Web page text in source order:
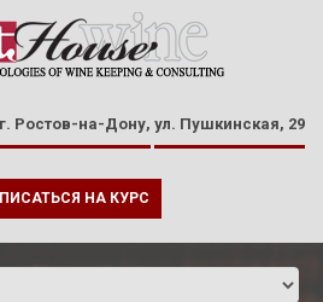
г. Ростов-на-Дону, ул. Пушкинская, 29
НА КУРС